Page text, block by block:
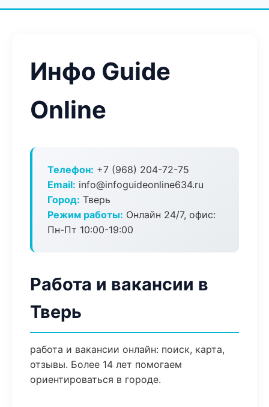
Инфо Guide
Online
Телефон: +7 (968) 204-72-75
Email: info@infoguideonline634.ru
Город: Тверь
Режим работы: Онлайн 24/7, офис:
Пн-Пт 10:00-19:00
Работа и вакансии в
Тверь
работа и вакансии онлайн: поиск, карта,
отзывы. Более 14 лет помогаем
ориентироваться в городе.